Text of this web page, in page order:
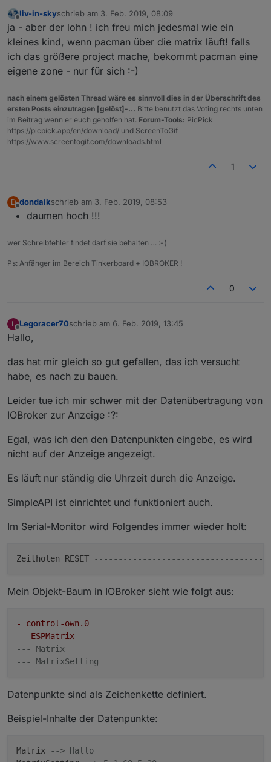
Offline
liv-in-skyschrieb am 3. Feb. 2019, 08:09
zuletzt editiert von
ja - aber der lohn ! ich freu mich jedesmal wie ein
kleines kind, wenn pacman über die matrix läuft! falls
ich das größere project mache, bekommt pacman eine
eigene zone - nur für sich :-)
nach einem gelösten Thread wäre es sinnvoll dies in der Überschrift des
ersten Posts einzutragen [gelöst]-... Bitte benutzt das Voting rechts unten
im Beitrag wenn er euch geholfen hat. Forum-Tools: PicPick
https://picpick.app/en/download/ und ScreenToGif
https://www.screentogif.com/downloads.html
1
D
Offline
dondaikschrieb am 3. Feb. 2019, 08:53
zuletzt editiert von
daumen hoch !!!
wer Schreibfehler findet darf sie behalten … :-(
Ps: Anfänger im Bereich Tinkerboard + IOBROKER !
0
L
Offline
Legoracer70schrieb am 6. Feb. 2019, 13:45
zuletzt editiert von
Hallo,
das hat mir gleich so gut gefallen, das ich versucht
habe, es nach zu bauen.
Leider tue ich mir schwer mit der Datenübertragung von
IOBroker zur Anzeige :?:
Egal, was ich den den Datenpunkten eingebe, es wird
nicht auf der Anzeige angezeigt.
Es läuft nur ständig die Uhrzeit durch die Anzeige.
SimpleAPI ist einrichtet und funktioniert auch.
Im Serial-Monitor wird Folgendes immer wieder holt:
Zeitholen RESET
Mein Objekt-Baum in IOBroker sieht wie folgt aus:
- control-own.0
-- ESPMatrix
--- Matrix
--- MatrixSetting
Datenpunkte sind als Zeichenkette definiert.
Beispiel-Inhalte der Datenpunkte:
Matrix
--> Hallo